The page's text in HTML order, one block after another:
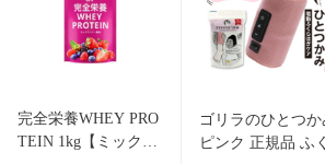
京 0071-002-S05
完全栄養WHEY PRO
TEIN 1kg【ミックス
ゴリラのひとつか
ピンク 正規品 ふ